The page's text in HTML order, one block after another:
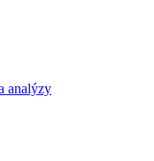
analýzy